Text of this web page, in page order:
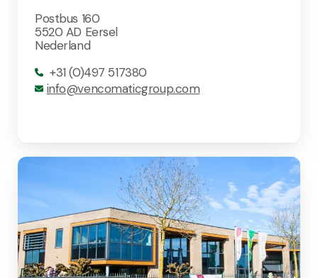
Postbus 160
5520 AD Eersel
Nederland
+31 (0)497 517380
info@vencomaticgroup.com